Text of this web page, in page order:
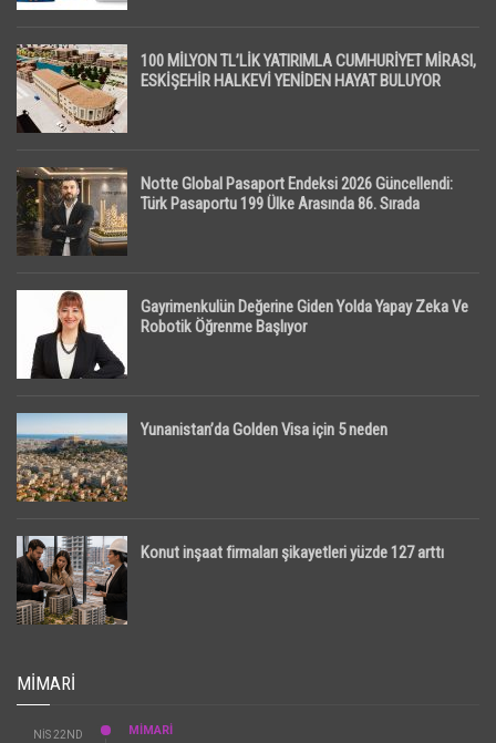
100 MİLYON TL’LİK YATIRIMLA CUMHURİYET MİRASI,
ESKİŞEHİR HALKEVİ YENİDEN HAYAT BULUYOR
Notte Global Pasaport Endeksi 2026 Güncellendi:
Türk Pasaportu 199 Ülke Arasında 86. Sırada
Gayrimenkulün Değerine Giden Yolda Yapay Zeka Ve
Robotik Öğrenme Başlıyor
Yunanistan’da Golden Visa için 5 neden
Konut inşaat firmaları şikayetleri yüzde 127 arttı
MIMARI
NIS 22ND
MİMARİ